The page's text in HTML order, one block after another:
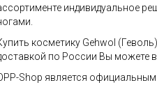
индивидуальное
косметику Gehwol
по России Вы можете в
Shop является